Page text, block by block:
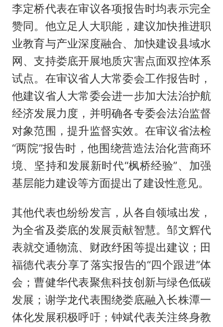
李定桥代表在审议各项报告时均表示完全
赞同。他立足人大职能，建议加快推进职
业教育与产业深度融合、加快建设县域水
网、支持娄底开展地质灾害点面双控体系
试点。在审议省人大常委会工作报告时，
他建议省人大常委会进一步加大法治护航
经济发展力度，并明确各专委会法治监督
对象范围，提升监督实效。在审议省法检
“两院”报告时，他围绕营造法治化营商环
境、坚持和发展新时代“枫桥经验”、加强
基层能力建设等方面提出了建设性意见。
其他代表也纷纷发言，从各自领域出发，
为全省及娄底的发展贡献智慧。邹文辉代
表就交通物流、财政纾困等提出建议；田
福德代表分享了落实报告的“四个跟进”体
会；曹健华代表聚焦科技创新与绿色低碳
发展；谢学龙代表围绕娄底融入长株潭一
体化发展积极呼吁；钟斌代表关注终身教